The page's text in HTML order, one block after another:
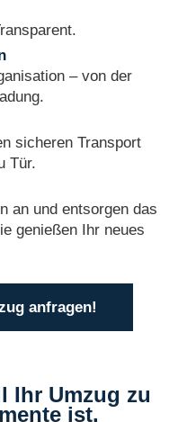
– von der
sicheren Transport
Tür.
an und entsorgen das
genießen Ihr neues
anfragen!
Ihr Umzug zu
ist.